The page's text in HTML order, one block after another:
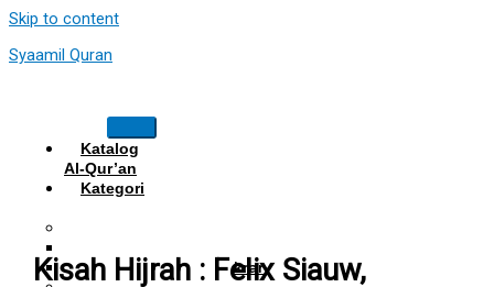
Skip to content
Syaamil Quran
Katalog
Al-Qur’an
Kategori
Al Quran Hafalan Tikrar
Kisah Hijrah : Felix Siauw,